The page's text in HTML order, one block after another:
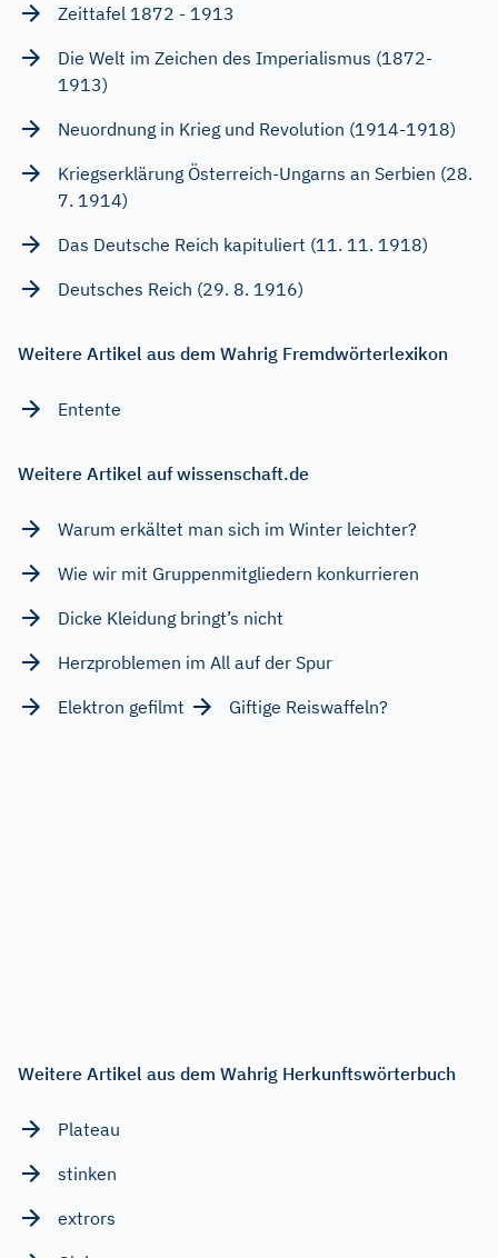
Zeittafel 1872 - 1913
Die Welt im Zeichen des Imperialismus (1872-
1913)
Neuordnung in Krieg und Revolution (1914-1918)
Kriegserklärung Österreich-Ungarns an Serbien (28.
7. 1914)
Das Deutsche Reich kapituliert (11. 11. 1918)
Deutsches Reich (29. 8. 1916)
Weitere Artikel aus dem Wahrig Fremdwörterlexikon
Entente
Weitere Artikel auf wissenschaft.de
Warum erkältet man sich im Winter leichter?
Wie wir mit Gruppenmitgliedern konkurrieren
Dicke Kleidung bringt’s nicht
Herzproblemen im All auf der Spur
Elektron gefilmt
Giftige Reiswaffeln?
Weitere Artikel aus dem Wahrig Herkunftswörterbuch
Plateau
stinken
extrors